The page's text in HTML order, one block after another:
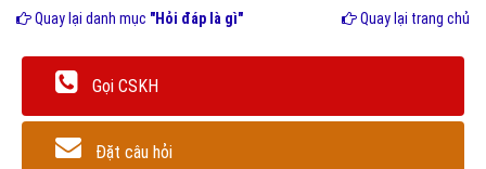
Quay lại danh mục "Hỏi đáp là gì" Quay lại trang chủ
Gọi CSKH
Đặt câu hỏi